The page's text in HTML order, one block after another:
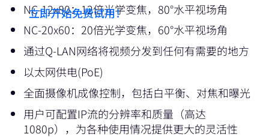
立即开始免费试用！
NC-12x80：12倍光学变焦，80°水平视场角
NC-20x60：20倍光学变焦，60°水平视场角
通过Q-LAN网络将视频分发到任何有需要的地方
以太网供电(PoE)
全面摄像机成像控制，包括白平衡、对焦和曝光
用户可配置IP流的分辨率和质量（高达
1080p），为各种使用情况提供更大的灵活性